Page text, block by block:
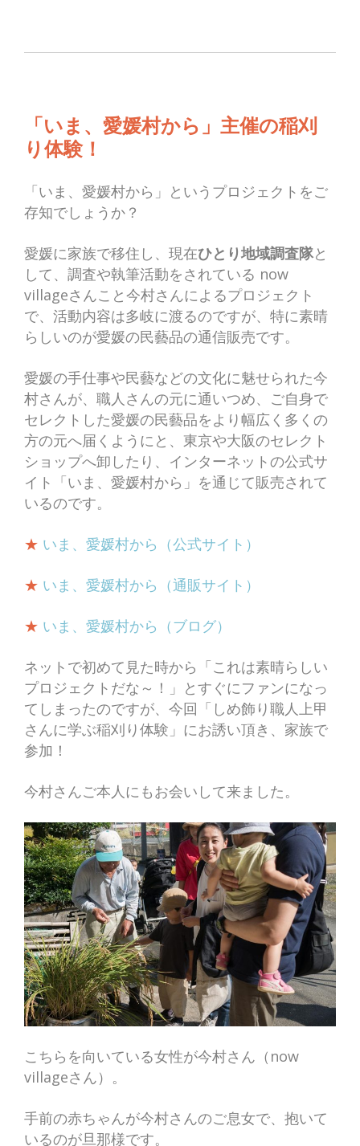
「いま、 愛媛村から」主催の稲刈
り体験！
「いま、愛媛村から」というプロジェクトをご
存知でしょうか？
愛媛に家族で移住し、現在ひとり地域調査隊と
して、調査や執筆活動をされている now
villageさんこと今村さんによるプロジェクト
で、活動内容は多岐に渡るのですが、特に素晴
らしいのが愛媛の民藝品の通信販売です。
愛媛の手仕事や民藝などの文化に魅せられた今
村さんが、職人さんの元に通いつめ、ご自身で
セレクトした愛媛の民藝品をより幅広く多くの
方の元へ届くようにと、東京や大阪のセレクト
ショップへ卸したり、インターネットの公式サ
イト「いま、愛媛村から」を通じて販売されて
いるのです。
★ いま、愛媛村から（公式サイト）
★ いま、愛媛村から（通販サイト）
★ いま、愛媛村から（ブログ）
ネットで初めて見た時から「これは素晴らしい
プロジェクトだな～！」とすぐにファンになっ
てしまったのですが、今回「しめ飾り職人上甲
さんに学ぶ稲刈り体験」にお誘い頂き、家族で
参加！
今村さんご本人にもお会いして来ました。
こちらを向いている女性が今村さん（now
villageさん）。
手前の赤ちゃんが今村さんのご息女で、抱いて
いるのが旦那様です。